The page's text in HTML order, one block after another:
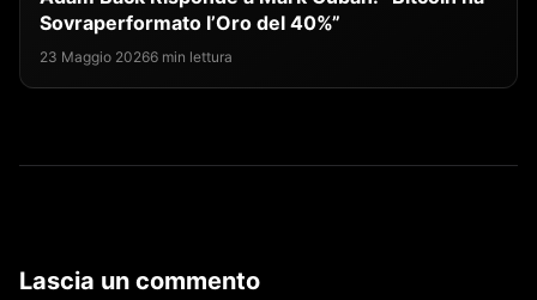
Sovraperformato l’Oro del 40%”
23 Maggio 20266 min lettura
Lascia un commento